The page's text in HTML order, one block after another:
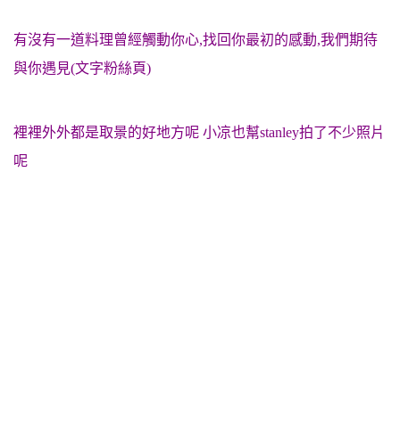
有沒有一道料理曾經觸動你心,找回你最初的感動,我們期待
與你遇見(文字粉絲頁)
裡裡外外都是取景的好地方呢 小凉也幫stanley拍了不少照片
呢